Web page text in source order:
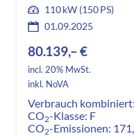
110 kW (150 PS)
01.09.2025
80.139,– €
incl. 20% MwSt.
inkl. NoVA
Verbrauch kombiniert:
CO2-Klasse: F
CO2-Emissionen: